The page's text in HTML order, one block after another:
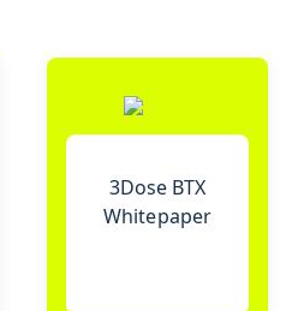
3Dose BTX
Whitepaper